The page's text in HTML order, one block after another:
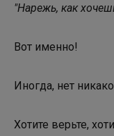
"Нарежь, как
Вот именно!
Иногда, нет
Хотите верьте,